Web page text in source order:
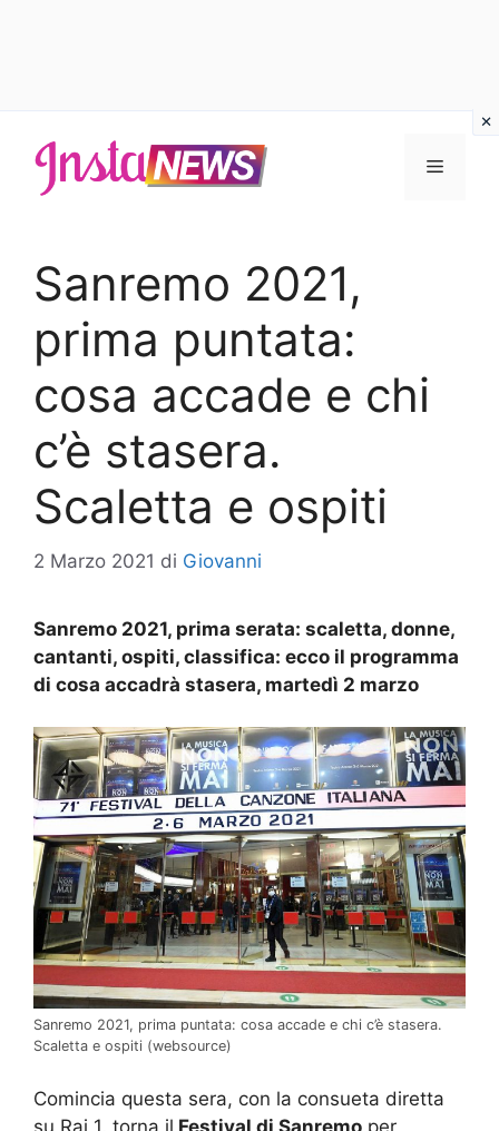
contenuto
Menu
Sanremo 2021,
prima puntata:
cosa accade e chi
c’è stasera.
Scaletta e ospiti
2 Marzo 2021 di Giovanni
Sanremo 2021, prima serata: scaletta, donne,
cantanti, ospiti, classifica: ecco il programma
di cosa accadrà stasera, martedì 2 marzo
Sanremo 2021, prima puntata: cosa accade e chi c’è stasera.
Scaletta e ospiti (websource)
Comincia questa sera, con la consueta diretta
su Rai 1, torna il Festival di Sanremo per